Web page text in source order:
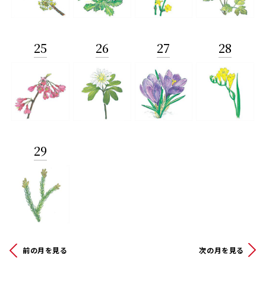
25 26 27 28
29
前の月を見る 次の月を見る